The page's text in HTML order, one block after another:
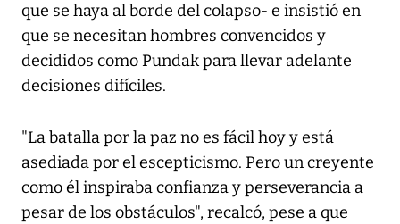
que se haya al borde del colapso- e insistió en
que se necesitan hombres convencidos y
decididos como Pundak para llevar adelante
decisiones difíciles.
"La batalla por la paz no es fácil hoy y está
asediada por el escepticismo. Pero un creyente
como él inspiraba confianza y perseverancia a
pesar de los obstáculos", recalcó, pese a que